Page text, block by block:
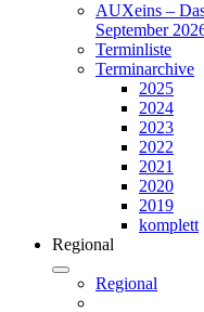
AUXeins –
September
Terminliste
Terminarchive
2025
2024
2023
2022
2021
2020
2019
komplett
Regional
Regional